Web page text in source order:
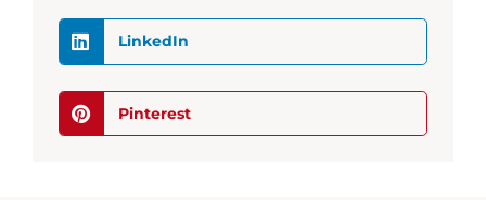
LinkedIn
Pinterest